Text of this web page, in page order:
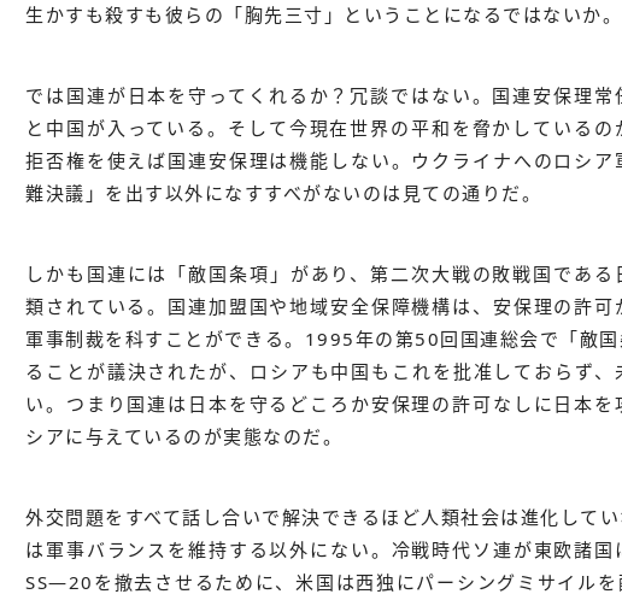
生かすも殺すも彼らの「胸先三寸」ということになるではないか。
では国連が日本を守ってくれるか？冗談ではない。国連安保理
と中国が入っている。そして今現在世界の平和を脅かしている
拒否権を使えば国連安保理は機能しない。ウクライナへのロシ
難決議」を出す以外になすすべがないのは見ての通りだ。
しかも国連には「敵国条項」があり、第二次大戦の敗戦国であ
類されている。国連加盟国や地域安全保障機構は、安保理の許
軍事制裁を科すことができる。1995年の第50回国連総会で「敵
ることが議決されたが、ロシアも中国もこれを批准しておらず
い。つまり国連は日本を守るどころか安保理の許可なしに日本
シアに与えているのが実態なのだ。
外交問題をすべて話し合いで解決できるほど人類社会は進化して
は軍事バランスを維持する以外にない。冷戦時代ソ連が東欧諸
SS―20を撤去させるために、米国は西独にパーシングミサイル